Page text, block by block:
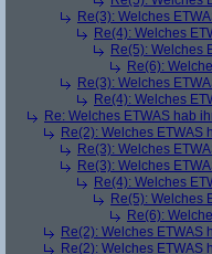
Re(3): Welches
Re(4): Welches
Re(5): Welches
Re(6):
Re(3): Welches
Re(4): Welches
Re: Welches ETWAS hab
Re(2): Welches ETWAS
Re(3): Welches
Re(3): Welches
Re(4): Welches
Re(5): Welches
Re(6):
Re(2): Welches ETWAS
Re(2): Welches ETWAS